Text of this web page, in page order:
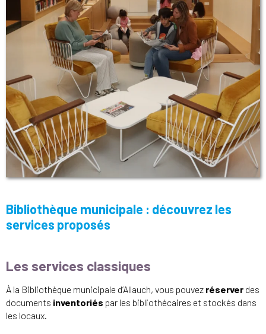
Bibliothèque municipale : découvrez les
services proposés
Les services classiques
À la Bibliothèque municipale d’Allauch, vous pouvez réserver des
documents inventoriés par les bibliothécaires et stockés dans
les locaux.